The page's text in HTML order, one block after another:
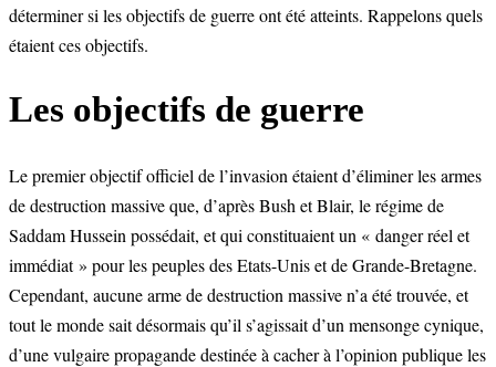
déterminer si les objectifs de guerre ont été atteints. Rappelons quels
étaient ces objectifs.
Les objectifs de guerre
Le premier objectif officiel de l’invasion étaient d’éliminer les armes
de destruction massive que, d’après Bush et Blair, le régime de
Saddam Hussein possédait, et qui constituaient un « danger réel et
immédiat » pour les peuples des Etats-Unis et de Grande-Bretagne.
Cependant, aucune arme de destruction massive n’a été trouvée, et
tout le monde sait désormais qu’il s’agissait d’un mensonge cynique,
d’une vulgaire propagande destinée à cacher à l’opinion publique les